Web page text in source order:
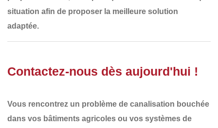
situation afin de proposer la meilleure solution
adaptée.
Contactez-nous dès aujourd'hui !
Vous rencontrez un problème de canalisation bouchée
dans vos bâtiments agricoles ou vos systèmes de